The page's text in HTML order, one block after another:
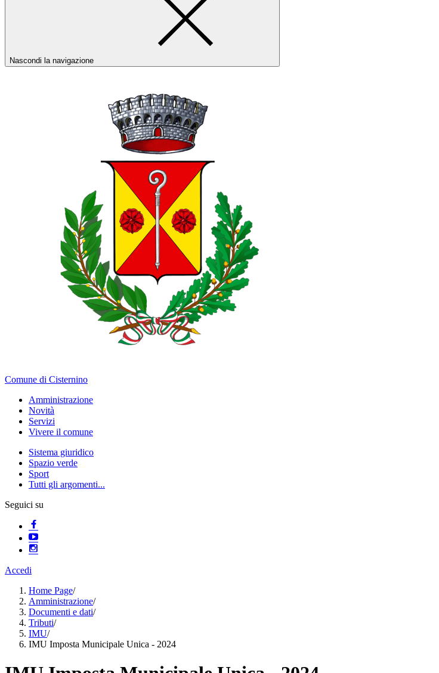
Nascondi la navigazione
Comune di Cisternino
Amministrazione
Novità
Servizi
Vivere il comune
Sistema giuridico
Spazio verde
Sport
Tutti gli argomenti...
Seguici su
Accedi
Home Page/
Amministrazione/
Documenti e dati/
Tributi/
IMU/
IMU Imposta Municipale Unica - 2024